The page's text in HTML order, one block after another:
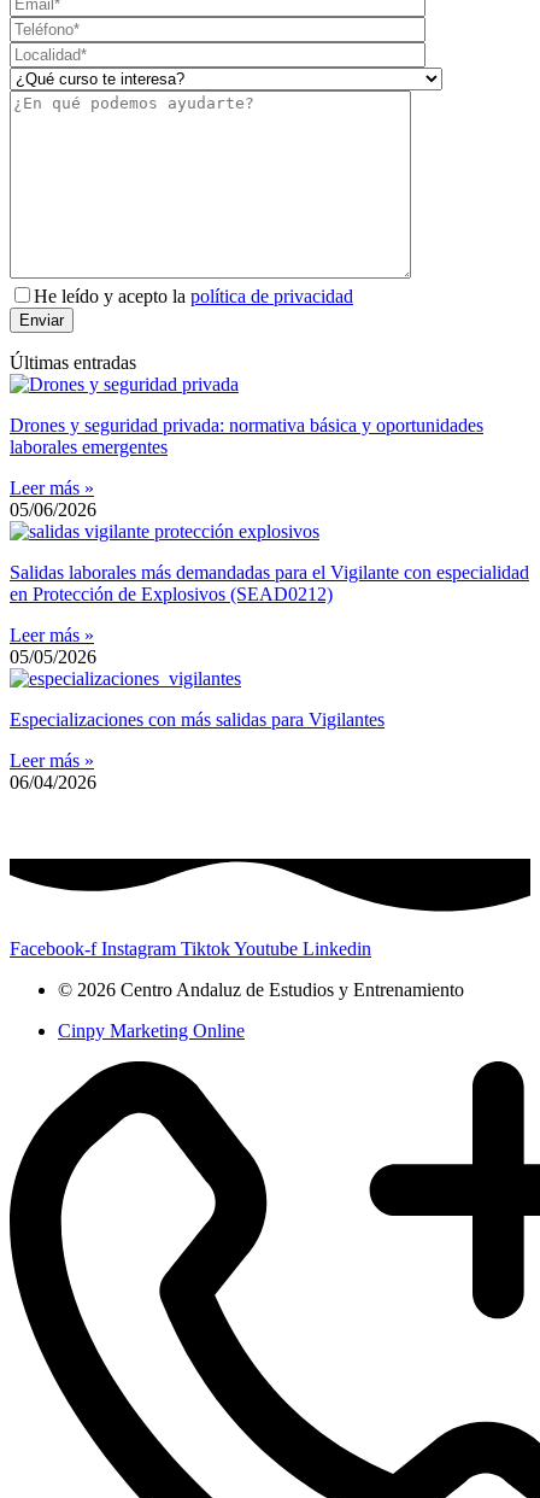
He leído y acepto la política de privacidad
Últimas entradas
Drones y seguridad privada: normativa básica y oportunidades
laborales emergentes
Leer más »
05/06/2026
Salidas laborales más demandadas para el Vigilante con especialidad
en Protección de Explosivos (SEAD0212)
Leer más »
05/05/2026
Especializaciones con más salidas para Vigilantes
Leer más »
06/04/2026
Facebook-f Instagram TiktokYoutube Linkedin
© 2026 Centro Andaluz de Estudios y Entrenamiento
Cinpy Marketing Online